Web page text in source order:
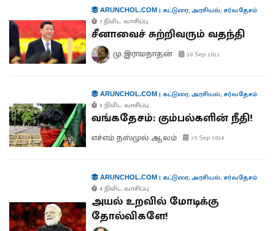
ARUNCHOL.COM| கட்டுரை,அரசியல், சர்வதேசம்
7 நிமிட வாசிப்பு
சீனாவைச் சுற்றிவரும் வதந்தி
மு.இராமநாதன் 30 Sep 2022
ARUNCHOL.COM| கட்டுரை,அரசியல், சர்வதேசம்
5 நிமிட வாசிப்பு
வங்கதேசம்: கும்பல்களின் நீதி!
எச்எம் நஸ்முல் ஆலம் 29 Sep 2024
ARUNCHOL.COM| கட்டுரை,அரசியல், சர்வதேசம்
4 நிமிட வாசிப்பு
அயல் உறவில் மோடிக்கு
தோல்விகளே!